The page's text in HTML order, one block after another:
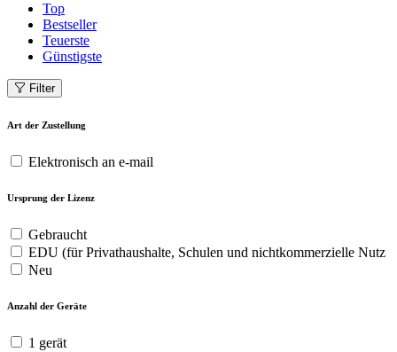
Top
Bestseller
Teuerste
Günstigste
Filter
Art der Zustellung
Elektronisch an e-mail
Ursprung der Lizenz
Gebraucht
EDU (für Privathaushalte, Schulen und nichtkommerzielle Nutz
Neu
Anzahl der Geräte
1 gerät